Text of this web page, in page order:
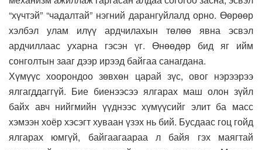
“хүчтэй” “чадалтай” нэгний дарангуйлалд орно. Өөрөөр
хэлбэл улам илүү ардчилахын төлөө явна эсвэл
ардчиллаас ухарна гэсэн үг. Өнөөдөр бид яг ийм
сонголтын зааг дээр ирээд байгаа санагдана.
Хүмүүс хоорондоо зөвхөн царай зүс, овог нэрээрээ
ялгагддаггүй. Бие биенээсээ ялгарах маш олон зүйл
байх авч нийгмийн үүднээс хүмүүсийг элит ба масс
хэмээн хоёр хэсэгт хуваан үзэх нь бий. Бусдаас гоц гойд
ялгарах юмгүй, байгаагаараа л байя гэх маягтай